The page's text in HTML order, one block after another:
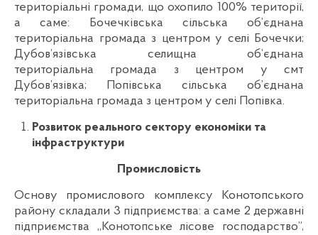
територіальні громади, що охопило 100% території,
а саме: Бочечківська сільська об’єднана
територіальна громада з центром у селі Бочечки;
Дубов’язівська селищна об’єднана
територіальна громада з центром у смт
Дубов’язівка; Попівська сільська об’єднана
територіальна громада з центром у селі Попівка.
Розвиток реального сектору економіки та
інфраструктури
Промисловість
Основу промислового комплексу Конотопського
району складали 3 підприємства: а саме 2 державні
підприємства „Конотопське лісове господарство”,